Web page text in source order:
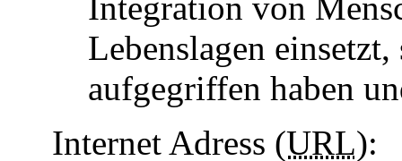
Lebenslagen
aufgegriffen haben
Internet Adress (URL):